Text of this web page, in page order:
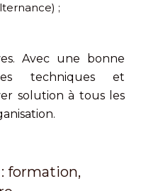
;
Avec une bonne
techniques et
solution à tous les
formation,